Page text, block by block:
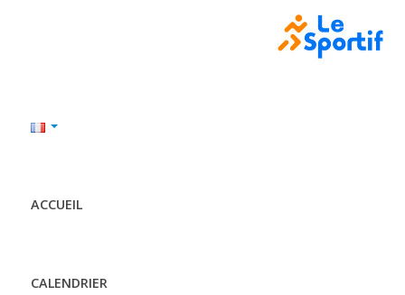
ACCUEIL
CALENDRIER